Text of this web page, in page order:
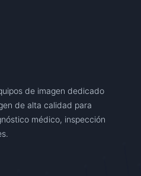
de imagen dedicado
de alta calidad para
médico, inspección